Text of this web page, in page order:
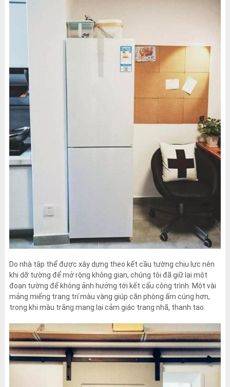
Do nhà tập thể được xây dựng theo kết cầu tường chịu lực nên
khi dỡ tường để mở rộng không gian, chúng tôi đã giữ lại một
đoạn tường để không ảnh hưởng tới kết cấu công trình. Một vài
mảng miếng trang trí màu vàng giúp căn phòng ấm cúng hơn,
trong khi màu trắng mang lại cảm giác trang nhã, thanh tao.